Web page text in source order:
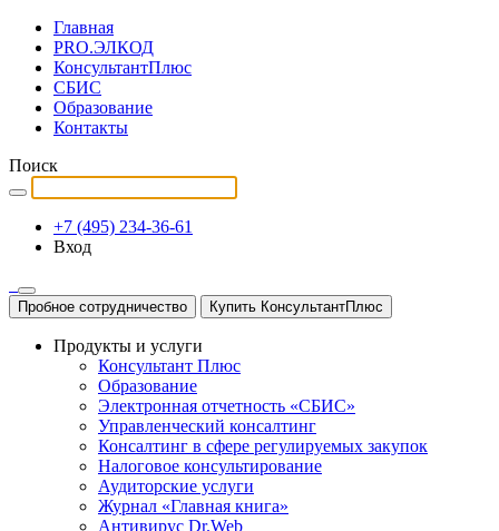
Главная
PRO.ЭЛКОД
КонсультантПлюс
СБИС
Образование
Контакты
Поиск
+7 (495) 234-36-61
Вход
Пробное сотрудничество Купить КонсультантПлюс
Продукты и услуги
Консультант Плюс
Образование
Электронная отчетность «СБИС»
Управленческий консалтинг
Консалтинг в сфере регулируемых закупок
Налоговое консультирование
Аудиторские услуги
Журнал «Главная книга»
Антивирус Dr.Web